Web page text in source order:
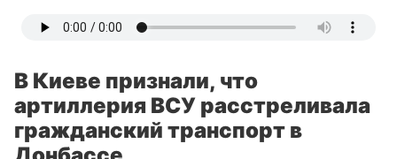
В Киеве признали, что
артиллерия ВСУ расстреливала
гражданский транспорт в